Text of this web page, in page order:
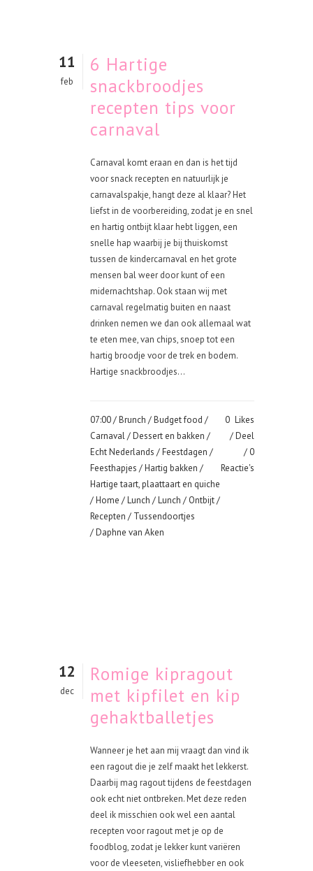
11
feb
6 Hartige
snackbroodjes
recepten tips voor
carnaval
Carnaval komt eraan en dan is het tijd
voor snack recepten en natuurlijk je
carnavalspakje, hangt deze al klaar? Het
liefst in de voorbereiding, zodat je en snel
en hartig ontbijt klaar hebt liggen, een
snelle hap waarbij je bij thuiskomst
tussen de kindercarnaval en het grote
mensen bal weer door kunt of een
midernachtshap. Ook staan wij met
carnaval regelmatig buiten en naast
drinken nemen we dan ook allemaal wat
te eten mee, van chips, snoep tot een
hartig broodje voor de trek en bodem.
Hartige snackbroodjes...
07:00 /Brunch /Budget food /
Carnaval/Dessert en bakken /
Echt Nederlands /Feestdagen /
Feesthapjes /Hartig bakken /
Hartige taart, plaattaart en quiche
/Home /Lunch /Lunch / Ontbijt/
Recepten / Tussendoortjes
/ Daphne van Aken
0 Likes
Deel
0
Reactie's
12
dec
Romige kipragout
met kipfilet en kip
gehaktballetjes
Wanneer je het aan mij vraagt dan vind ik
een ragout die je zelf maakt het lekkerst.
Daarbij mag ragout tijdens de feestdagen
ook echt niet ontbreken. Met deze reden
deel ik misschien ook wel een aantal
recepten voor ragout met je op de
foodblog, zodat je lekker kunt variëren
voor de vleeseten, visliefhebber en ook